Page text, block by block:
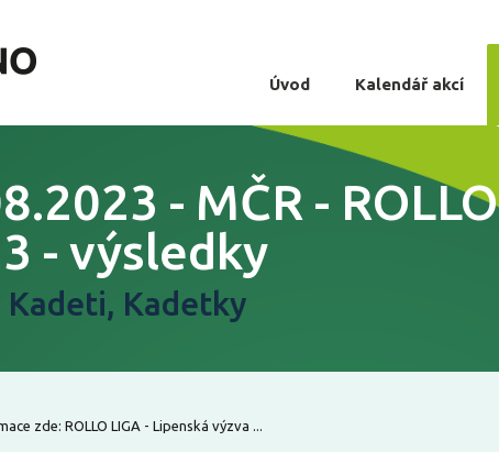
Úvod Kalendář akcí
- MČR - ROLLO
- výsledky
Kadeti, Kadetky
zde: ROLLO LIGA - Lipenská výzva ...